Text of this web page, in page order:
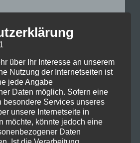
show 2020
über Ihr Interesse an unserem
Nutzung der Internetseiten ist
jede Angabe
Daten möglich. Sofern eine
besondere Services unseres
unsere Internetseite in
möchte, könnte jedoch eine
Daten